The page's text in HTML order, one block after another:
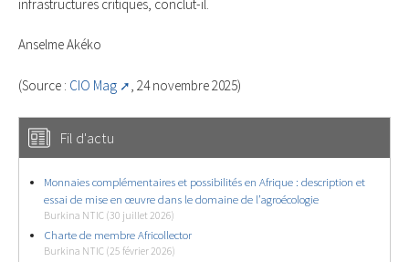
infrastructures critiques, conclut-il.
Anselme Akéko
(Source : CIO Mag , 24 novembre 2025)
Fil d'actu
Monnaies complémentaires et possibilités en Afrique : description et
essai de mise en œuvre dans le domaine de l’agroécologie
Burkina NTIC (30 juillet 2026)
Charte de membre Africollector
Burkina NTIC (25 février 2026)